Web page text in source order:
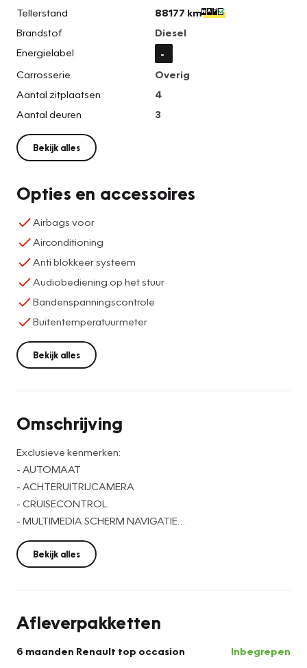
Tellerstand
88177 km
Brandstof
Diesel
Energielabel
-
Carrosserie
Overig
Aantal zitplaatsen
4
Aantal deuren
3
Bekijk alles
Opties en accessoires
Airbags voor
Airconditioning
Anti blokkeer systeem
Audiobediening op het stuur
Bandenspanningscontrole
Buitentemperatuurmeter
Bekijk alles
Omschrijving
Exclusieve kenmerken:
- AUTOMAAT
- ACHTERUITRIJCAMERA
- CRUISECONTROL
- MULTIMEDIA SCHERM NAVIGATIE
- TREKHAAK WEGKLAPBAAR
- ZONNEPANEEL
- 150 PK EURO 5
Aantal zitplaatsen op het kenteken: 4 zitplaatsen
Motor: Fiat Ducato 2.3 Multijet Euro 5
Bekijk alles
Afleverpakketten
6 maanden Renault top occasion Inbegrepen